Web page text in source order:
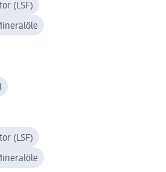
(LSF)
(LSF)